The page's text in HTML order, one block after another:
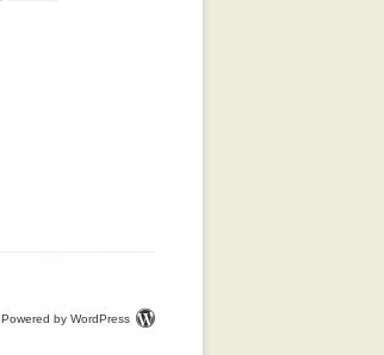
Powered by WordPress